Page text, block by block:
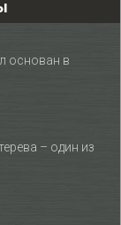
основан в
– один из